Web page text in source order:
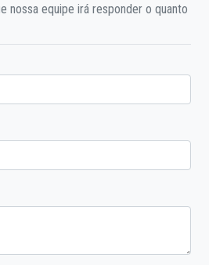
nossa equipe irá responder o quanto